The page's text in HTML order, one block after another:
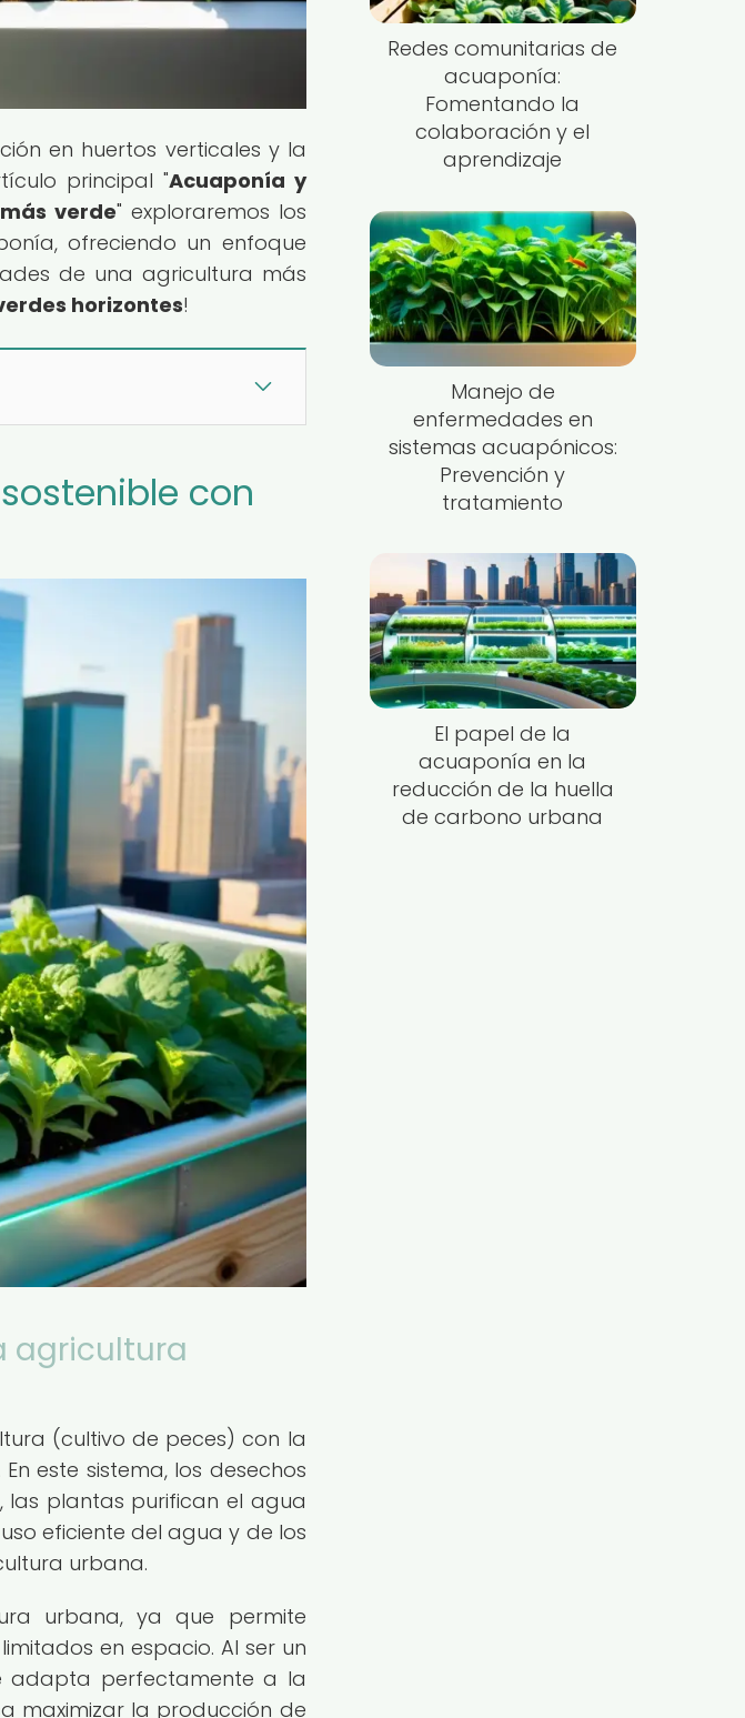
en huertos verticales y la
principal "Acuaponía y
verde" exploraremos los
ofreciendo un enfoque
de una agricultura más
horizontes!
con
agricultura
(cultivo de peces) con la
este sistema, los desechos
las plantas purifican el agua
eficiente del agua y de los
urbana.
urbana, ya que permite
en espacio. Al ser un
adapta perfectamente a la
maximizar la producción de
Redes comunitarias de
acuaponía:
Fomentando la
colaboración y el
aprendizaje
Manejo de
enfermedades en
sistemas acuapónicos:
Prevención y
tratamiento
El papel de la
acuaponía en la
reducción de la huella
de carbono urbana